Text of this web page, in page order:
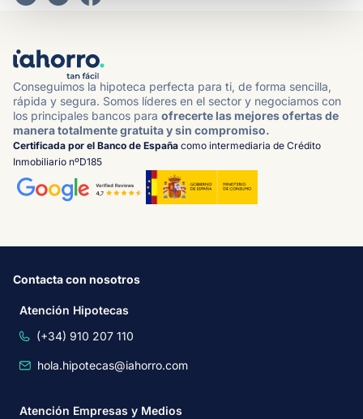
Conseguimos la hipoteca perfecta para ti, de forma sencilla,
rápida y segura. Somos líderes en el sector y negociamos con
los principales bancos para ofrecerte las mejores ofertas de
manera totalmente gratuita y sin compromiso.
Certificada por el Banco de España como intermediaria de Crédito
Inmobiliario nºD185
Contacta con nosotros
Atención Hipotecas
(+34) 910 207 110
hola.hipotecas@iahorro.com
Atención Empresas y Medios